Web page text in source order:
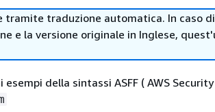
tramite traduzione automatica. In caso
e la versione originale in Inglese,
della sintassi ASFF ( AWS